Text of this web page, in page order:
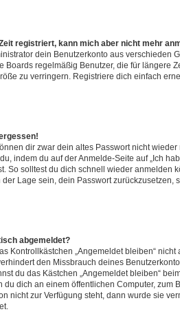
registriert, kann mich aber nicht mehr
dein Benutzerkonto aus verschieden
Boards regelmäßig Benutzer, die für längere
zu verringern. Registriere dich einfach
dir zwar dein altes Passwort nicht
indem du auf der Anmelde-Seite auf „Ich
So solltest du dich schnell wieder anmelden
Lage sein, dein Passwort zurückzusetzen,
abgemeldet?
Kontrollkästchen „Angemeldet bleiben“
den Missbrauch deines
du das Kästchen „Angemeldet bleiben“
du dich an einem öffentlichen Computer, zum
nicht zur Verfügung steht, dann wurde sie